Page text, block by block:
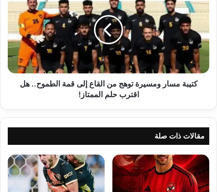
ومسيرة
من
القاع
إلى
الطموح..
كتيبة مسار ومسيرة توهج من القاع إلى قمة الطموح.. هل
اقترب حلم الممتاز!
مقالات ذات صلة